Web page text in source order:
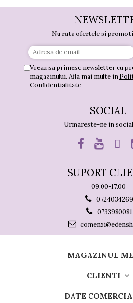
invarta in cratita...ma
gandesc serios sa imi
cumpar si eu! Recomand mult
Nu rata ofertele si
Vreau sa primesc newsletter cu
magazinului. Afla mai multe in
Confidentialitate
SOCIAL
Urmareste-ne in
SUPORT
09.00-17.00
0724034269
0733980081
MAGAZINUL
CLIENTI
DATE